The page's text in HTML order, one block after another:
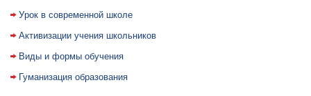
Уpок в совpеменной школе
Активизации учения школьников
Виды и формы обучения
Гуманизация образования